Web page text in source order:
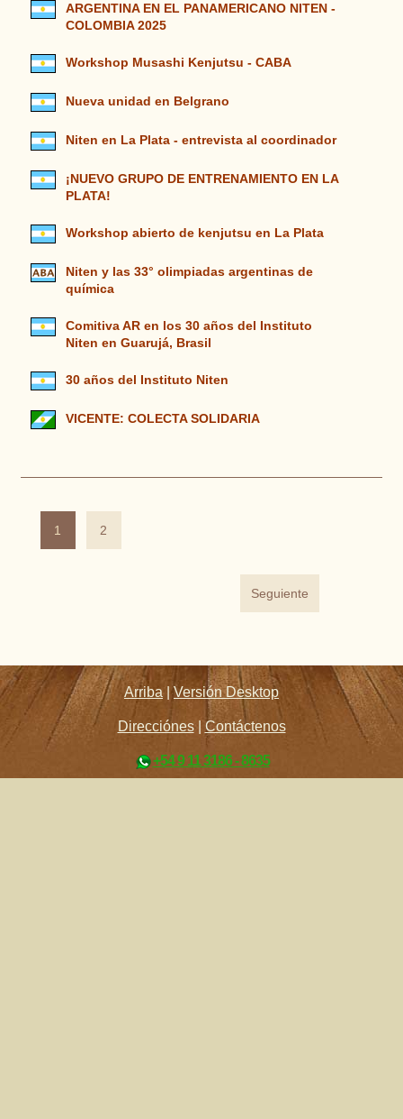
ARGENTINA EN EL PANAMERICANO NITEN -
COLOMBIA 2025
Workshop Musashi Kenjutsu - CABA
Nueva unidad en Belgrano
Niten en La Plata - entrevista al coordinador
¡NUEVO GRUPO DE ENTRENAMIENTO EN LA
PLATA!
Workshop abierto de kenjutsu en La Plata
Niten y las 33° olimpiadas argentinas de
química
Comitiva AR en los 30 años del Instituto
Niten en Guarujá, Brasil
30 años del Instituto Niten
VICENTE: COLECTA SOLIDARIA
1 2
Seguiente
Arriba |Versión Desktop
Direcciónes| Contáctenos
+54 9 11 3186 - 8635